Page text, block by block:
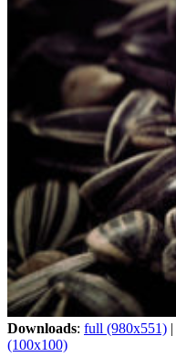
Downloads: full (980x551) |
(100x100)